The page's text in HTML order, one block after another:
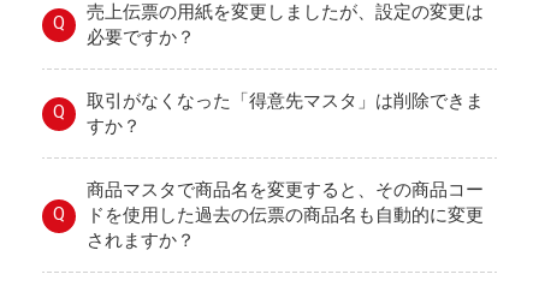
Q
売上伝票の用紙を変更しましたが、設定の変更は
必要ですか？
Q
取引がなくなった「得意先マスタ」は削除できま
すか？
Q
商品マスタで商品名を変更すると、その商品コー
ドを使用した過去の伝票の商品名も自動的に変更
されますか？